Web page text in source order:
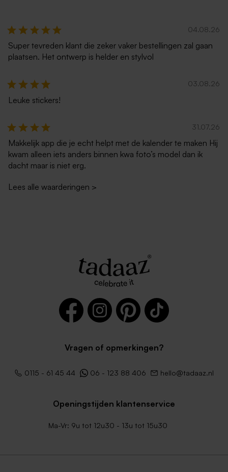
04.08.26
Super tevreden klant die zeker vaker bestellingen zal gaan
plaatsen. Het ontwerp is helder en stylvol
03.08.26
Leuke stickers!
31.07.26
Makkelijk app die je echt helpt met de kalender te maken Hij
kwam alleen iets anders binnen kwa foto’s model dan ik
dacht maar is niet erg.
Lees alle waarderingen >
Vragen of opmerkingen?
0115 - 61 45 44 06 - 123 88 406 hello@tadaaz.nl
Openingstijden klantenservice
Ma-Vr: 9u tot 12u30 - 13u tot 15u30